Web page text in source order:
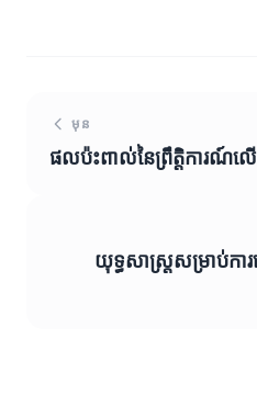
មុន
ផលប៉ះពាល់នៃព្រឹត្តិការណ៍
យុទ្ធសាស្ត្រសម្រាប់កា